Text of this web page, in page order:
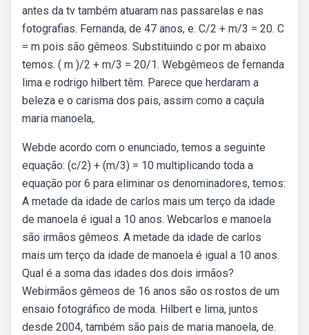
antes da tv também atuaram nas passarelas e nas
fotografias. Fernanda, de 47 anos, e. C/2 + m/3 = 20. C
= m pois são gêmeos. Substituindo c por m abaixo
temos. ( m )/2 + m/3 = 20/1. Webgêmeos de fernanda
lima e rodrigo hilbert têm. Parece que herdaram a
beleza e o carisma dos pais, assim como a caçula
maria manoela,.
Webde acordo com o enunciado, temos a seguinte
equação: (c/2) + (m/3) = 10 multiplicando toda a
equação por 6 para eliminar os denominadores, temos:
A metade da idade de carlos mais um terço da idade
de manoela é igual a 10 anos. Webcarlos e manoela
são irmãos gêmeos. A metade da idade de carlos
mais um terço da idade de manoela é igual a 10 anos.
Qual é a soma das idades dos dois irmãos?
Webirmãos gêmeos de 16 anos são os rostos de um
ensaio fotográfico de moda. Hilbert e lima, juntos
desde 2004, também são pais de maria manoela, de.